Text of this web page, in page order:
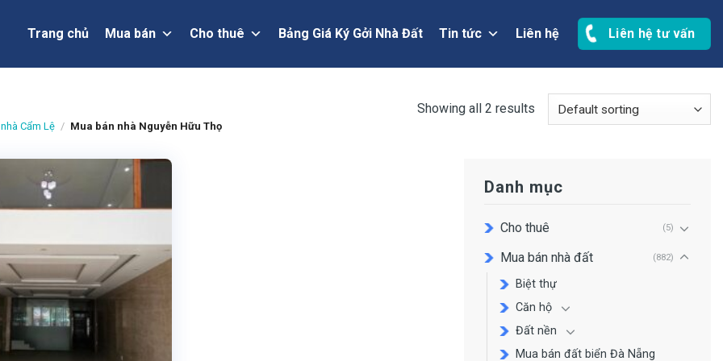
Trang chủ Mua bán Cho thuê Bảng Giá Ký Gởi Nhà Đất Tin tức Liên hệ Liên hệ tư vấn
Cẩm Lệ / Mua bán nhà Nguyễn Hữu Thọ
Showing all 2 results
Danh mục
Cho thuê (5)
Mua bán nhà đất (882)
Biệt thự
Căn hộ
Đất nền
Mua bán đất biển Đà Nẵng